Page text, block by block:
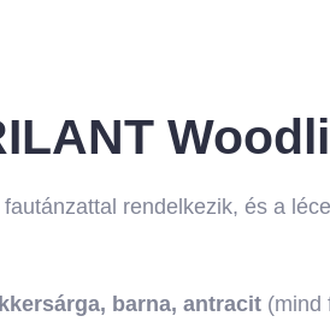
rendelkezik, és a
barna, antracit (mind